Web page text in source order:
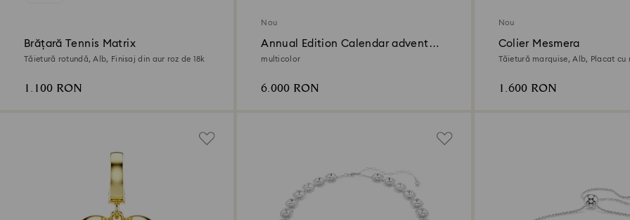
Brățară Tennis Matrix
Tăietură rotundă, Alb, Finisaj din aur roz de 18k
1.100 RON
Nou
Annual Edition Calendar advent
2026
multicolor
6.000 RON
Nou
Colier Mesmera
Tăietură marquise, Alb, Placat cu
1.600 RON